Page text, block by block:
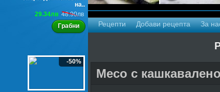
на..
29.34лв 48.90лв
Грабни
-50%
Рецепти Добави рецепта За
Месо с